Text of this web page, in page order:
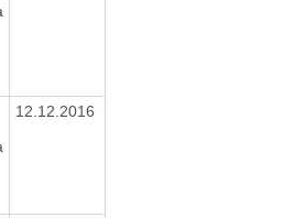
12.12.2016